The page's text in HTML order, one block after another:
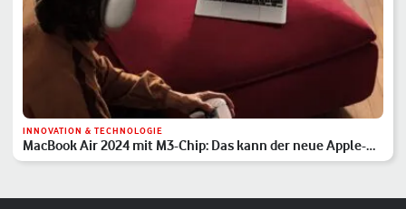
INNOVATION & TECHNOLOGIE
MacBook Air 2024 mit M3-Chip: Das kann der neue Apple-
Laptop